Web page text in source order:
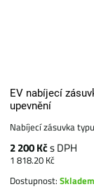
EV nabíjecí
upevnění
Nabíjecí zásuvka
2 200 Kčs DPH
1 818.20 Kč
Dostupnost:Skladem